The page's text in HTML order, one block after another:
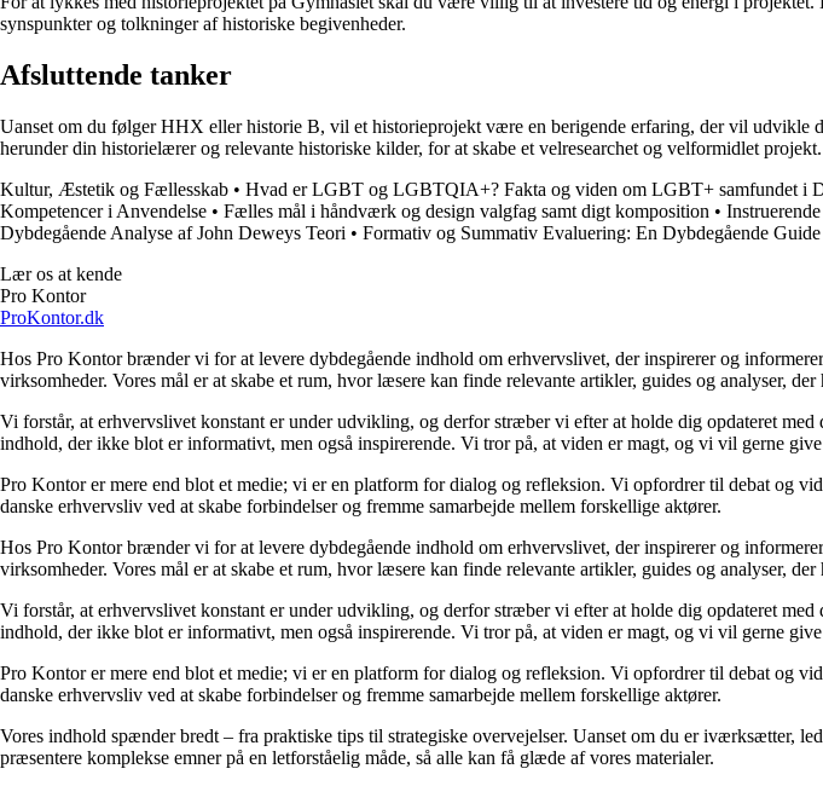
synspunkter og tolkninger af historiske begivenheder.
Afsluttende tanker
Uanset om du følger HHX eller historie B, vil et historieprojekt være en berigende erfaring, der vil
herunder din historielærer og relevante historiske kilder, for at skabe et velresearchet og velformidlet projekt.
Kultur, Æstetik og Fællesskab • Hvad er LGBT og LGBTQIA+? Fakta og viden om LGBT+ samfundet i
Kompetencer i Anvendelse • Fælles mål i håndværk og design valgfag samt digt komposition •
Dybdegående Analyse af John Deweys Teori • Formativ og Summativ Evaluering: En Dybdegående Guide
Lær os at kende
Pro Kontor
ProKontor.dk
Hos Pro Kontor brænder vi for at levere dybdegående indhold om erhvervslivet, der inspirerer og
virksomheder. Vores mål er at skabe et rum, hvor læsere kan finde relevante artikler, guides og analyser,
Vi forstår, at erhvervslivet konstant er under udvikling, og derfor stræber vi efter at holde dig opdateret
indhold, der ikke blot er informativt, men også inspirerende. Vi tror på, at viden er magt, og vi vil gerne
Pro Kontor er mere end blot et medie; vi er en platform for dialog og refleksion. Vi opfordrer til debat og
danske erhvervsliv ved at skabe forbindelser og fremme samarbejde mellem forskellige aktører.
Hos Pro Kontor brænder vi for at levere dybdegående indhold om erhvervslivet, der inspirerer og
virksomheder. Vores mål er at skabe et rum, hvor læsere kan finde relevante artikler, guides og analyser,
Vi forstår, at erhvervslivet konstant er under udvikling, og derfor stræber vi efter at holde dig opdateret
indhold, der ikke blot er informativt, men også inspirerende. Vi tror på, at viden er magt, og vi vil gerne
Pro Kontor er mere end blot et medie; vi er en platform for dialog og refleksion. Vi opfordrer til debat og
danske erhvervsliv ved at skabe forbindelser og fremme samarbejde mellem forskellige aktører.
Vores indhold spænder bredt – fra praktiske tips til strategiske overvejelser. Uanset om du er iværksætter,
præsentere komplekse emner på en letforståelig måde, så alle kan få glæde af vores materialer.